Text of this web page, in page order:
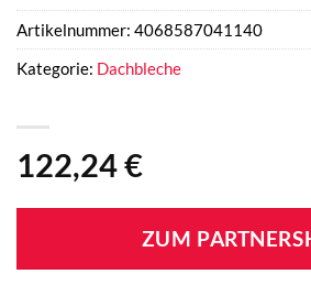
122,24€
ZUM
Artikelnummer: 4068587041140
Kategorie: Dachbleche